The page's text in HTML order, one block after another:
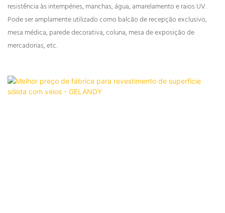
resistência às intempéries, manchas, água, amarelamento e raios UV.
Pode ser amplamente utilizado como balcão de recepção exclusivo,
mesa médica, parede decorativa, coluna, mesa de exposição de
mercadorias, etc.